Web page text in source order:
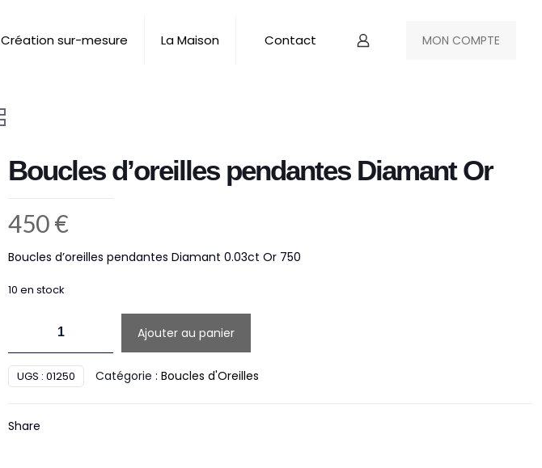
Création sur-mesure La Maison Contact MON COMPTE
Boucles d’oreilles pendantes Diamant Or
450€
Boucles d’oreilles pendantes Diamant 0.03ct Or 750
10 en stock
Boucles
d'oreilles
Diamant
Ajouter au panier
UGS : 01250 Catégorie : Boucles d'Oreilles
Share